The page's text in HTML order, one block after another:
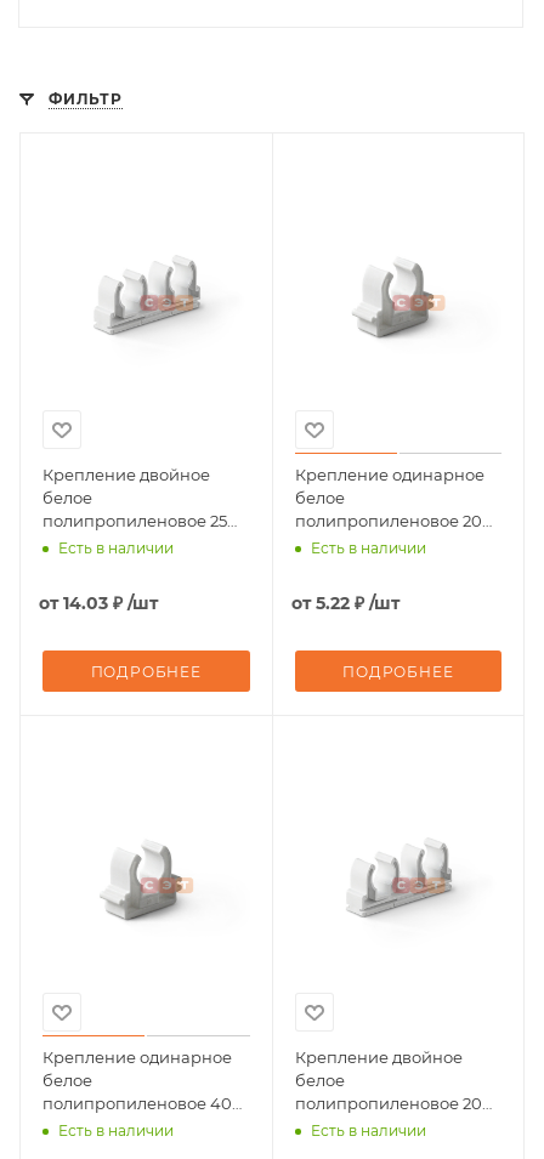
ФИЛЬТР
Крепление двойное
белое
полипропиленовое 25
Pro Aqua
Есть в наличии
от14.03 ₽ /шт
ПОДРОБНЕЕ
Крепление одинарное
белое
полипропиленовое 20
Pro Aqua
Есть в наличии
от5.22 ₽ /шт
ПОДРОБНЕЕ
Крепление одинарное
белое
полипропиленовое 40
Pro Aqua
Есть в наличии
Крепление двойное
белое
полипропиленовое 20
Pro Aqua
Есть в наличии